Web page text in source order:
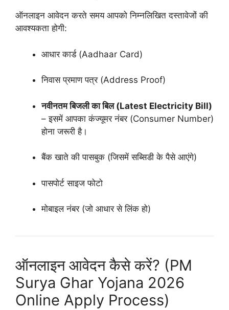
ऑनलाइन आवेदन करते समय आपको निम्नलिखित दस्तावेजों की
आवश्यकता होगी:
आधार कार्ड (Aadhaar Card)
निवास प्रमाण पत्र (Address Proof)
नवीनतम बिजली का बिल (Latest Electricity Bill)
– इसमें आपका कंज्यूमर नंबर (Consumer Number)
होना जरूरी है।
बैंक खाते की पासबुक (जिसमें सब्सिडी के पैसे आएंगे)
पासपोर्ट साइज फोटो
मोबाइल नंबर (जो आधार से लिंक हो)
ऑनलाइन आवेदन कैसे करें? (PM
Surya Ghar Yojana 2026
Online Apply Process)